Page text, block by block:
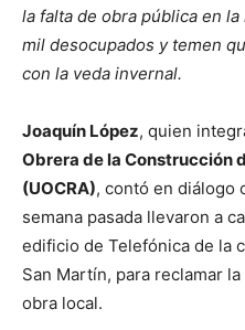
la falta de obra pública en
mil desocupados y temen
con la veda invernal.
Joaquín López, quien
Obrera de la Construcción
(UOCRA), contó en diálogo
semana pasada llevaron a
edificio de Telefónica de la
San Martín, para reclamar
obra local.